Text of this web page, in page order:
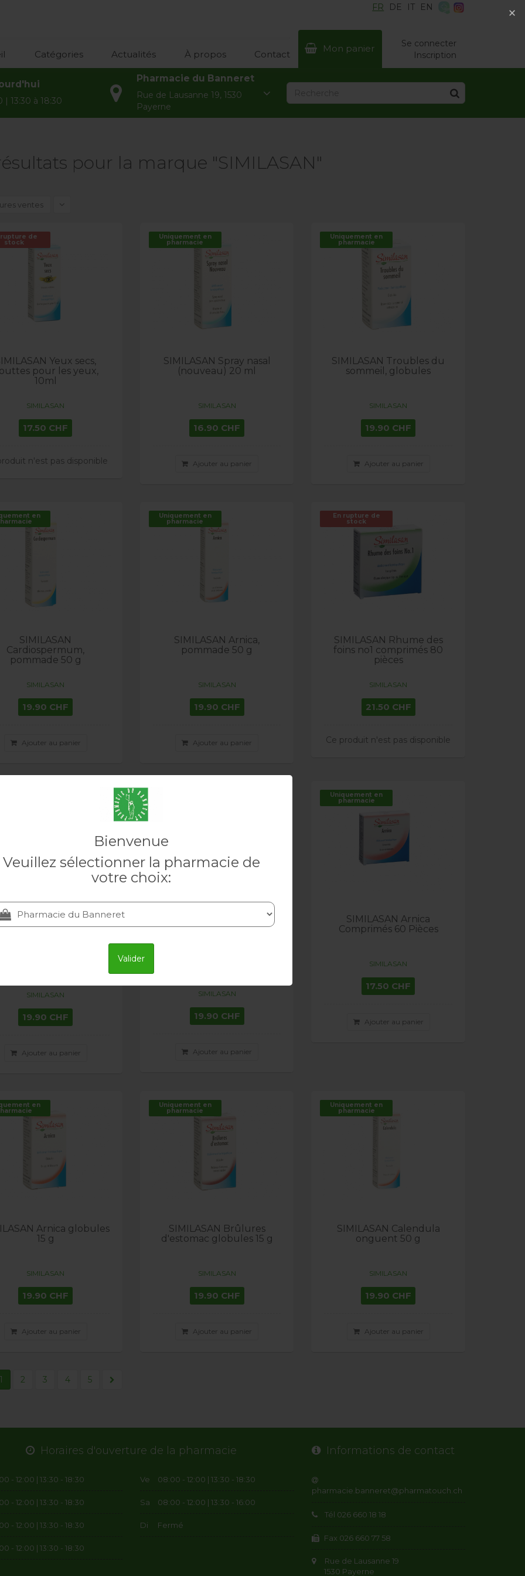
Bienvenue
Veuillez sélectionner la pharmacie de
votre choix:
Valider
×
FR DE IT EN
Catégories Actualités À propos Contact Mon panier
Se connecter
Inscription
| 13:30 à 18:30
Pharmacie du Banneret
Rue de Lausanne 19, 1530
Payerne
×
pour la marque "SIMILASAN"
ventes
rupture de
stock
Yeux secs,
pour les yeux,
10ml
SIMILASAN
17.50 CHF
n'est pas disponible
Uniquement en
pharmacie
SIMILASAN Spray nasal
(nouveau) 20 ml
SIMILASAN
16.90 CHF
Ajouter au panier
Uniquement en
pharmacie
SIMILASAN Troubles du
sommeil, globules
SIMILASAN
19.90 CHF
Ajouter au panier
en
SIMILASAN
Cardiospermum,
pommade 50 g
SIMILASAN
19.90 CHF
Ajouter au panier
Uniquement en
pharmacie
SIMILASAN Arnica,
pommade 50 g
SIMILASAN
19.90 CHF
Ajouter au panier
En rupture de
stock
SIMILASAN Rhume des
foins no1 comprimés 80
pièces
SIMILASAN
21.50 CHF
Ce produit n'est pas disponible
SIMILASAN
19.90 CHF
Ajouter au panier
SIMILASAN
19.90 CHF
Ajouter au panier
Uniquement en
pharmacie
SIMILASAN Arnica
Comprimés 60 Pièces
SIMILASAN
17.50 CHF
Ajouter au panier
en
Arnica globules
15 g
SIMILASAN
19.90 CHF
Ajouter au panier
Uniquement en
pharmacie
SIMILASAN Brûlures
d'estomac globules 15 g
SIMILASAN
19.90 CHF
Ajouter au panier
Uniquement en
pharmacie
SIMILASAN Calendula
onguent 50 g
SIMILASAN
19.90 CHF
Ajouter au panier
1 2 3 4 5
Horaires d'ouverture de la pharmacie
- 12:00 | 13:30 - 18:30
- 12:00 | 13:30 - 18:30
- 12:00 | 13:30 - 18:30
- 12:00 | 13:30 - 18:30
Ve 08:00 - 12:00 | 13:30 - 18:30
Sa 08:00 - 12:00 | 13:30 - 16:00
Di Fermé
Informations de contact
Tél 026 660 18 18
Fax 026 660 77 58
Rue de Lausanne 19
1530 Payerne